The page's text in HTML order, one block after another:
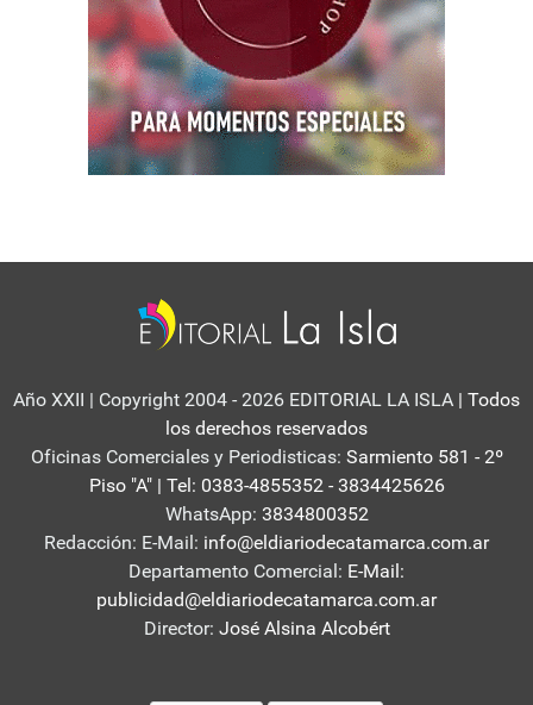
Año XXII | Copyright 2004 - 2026 EDITORIAL LA ISLA | Todos
los derechos reservados
Oficinas Comerciales y Periodisticas: Sarmiento 581 - 2º
Piso "A" | Tel: 0383-4855352 - 3834425626
WhatsApp: 3834800352
Redacción: E-Mail: info@eldiariodecatamarca.com.ar
Departamento Comercial: E-Mail:
publicidad@eldiariodecatamarca.com.ar
Director: José Alsina Alcobért